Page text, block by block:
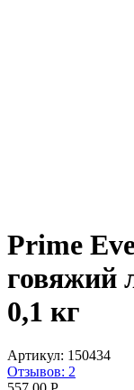
Prime
говяжий
0,1 кг
Артикул: 150434
Отзывов: 2